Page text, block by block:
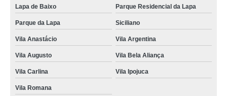
Lapa de Baixo Parque Residencial da Lapa
Parque da Lapa Siciliano
Vila Anastácio Vila Argentina
Vila Augusto Vila Bela Aliança
Vila Carlina Vila Ipojuca
Vila Romana